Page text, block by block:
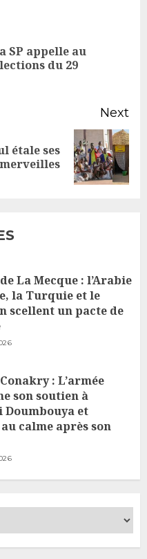
SP appelle au
du 29
Next
étale ses
merveilles
La Mecque : l’Arabie
la Turquie et le
scellent un pacte de
: L’armée
son soutien à
Doumbouya et
calme après son